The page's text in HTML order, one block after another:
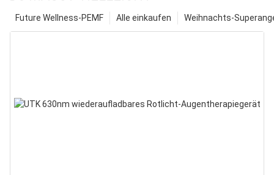
Weihnachts-
Alle einkaufen
Future Wellness-PEMF